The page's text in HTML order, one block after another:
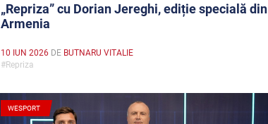
„Repriza” cu Dorian Jereghi, ediție specială din
Armenia
10 IUN 2026DE BUTNARU VITALIE
#Repriza
WESPORT